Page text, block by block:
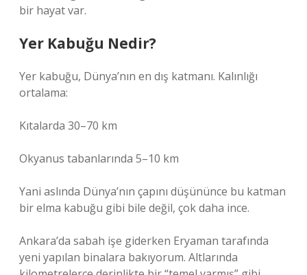
bir hayat var.
Yer Kabuğu Nedir?
Yer kabuğu, Dünya’nın en dış katmanı. Kalınlığı
ortalama:
Kıtalarda 30–70 km
Okyanus tabanlarında 5–10 km
Yani aslında Dünya’nın çapını düşününce bu katman
bir elma kabuğu gibi bile değil, çok daha ince.
Ankara’da sabah işe giderken Eryaman tarafında
yeni yapılan binalara bakıyorum. Altlarında